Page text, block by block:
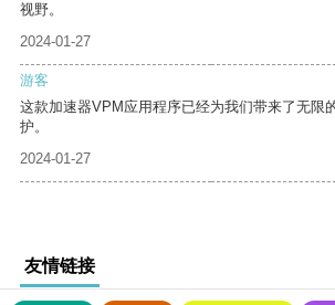
视野。
2024-01-27
游客
这款加速器VPM应用程序已经为我们带来了无限
护。
2024-01-27
友情链接